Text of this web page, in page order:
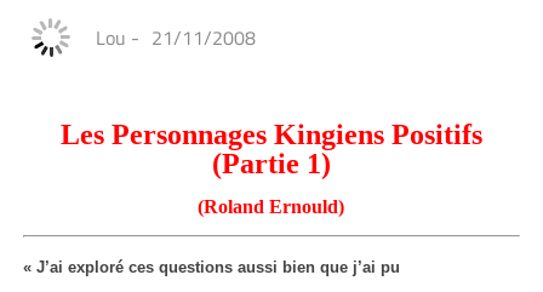
Lou - 21/11/2008
Les Personnages Kingiens Positifs
(Partie 1)
(Roland Ernould)
« J’ai exploré ces questions aussi bien que j’ai pu